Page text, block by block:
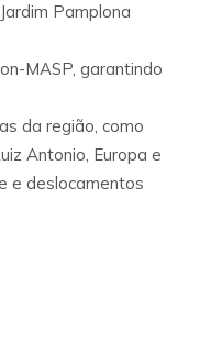
Pamplona
MASP, garantindo
da região, como
Antonio, Europa e
e deslocamentos